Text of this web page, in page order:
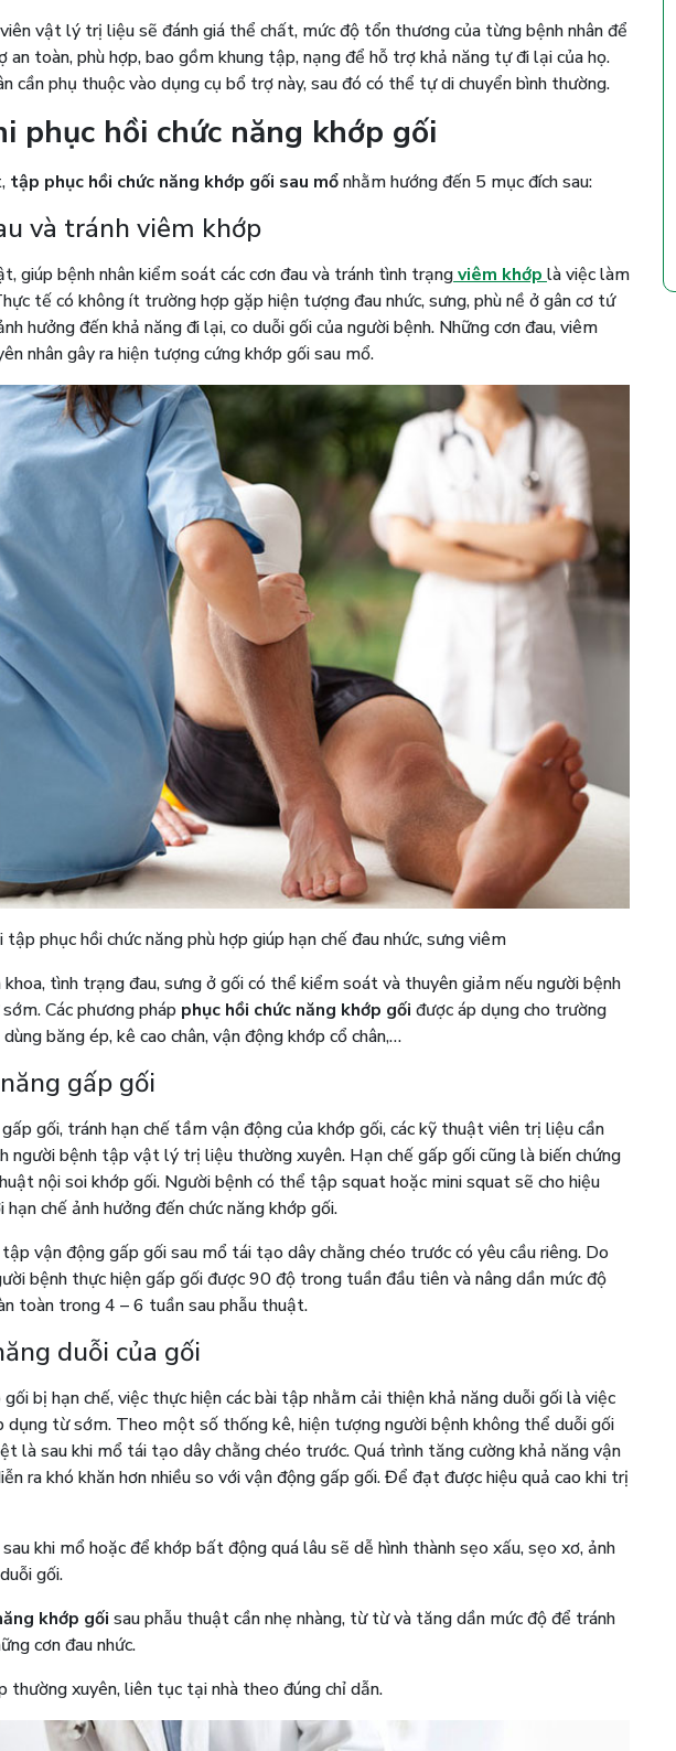
vật lý trị liệu sẽ đánh giá thể chất, mức độ tổn thương của từng bệnh nhân để
an toàn, phù hợp, bao gồm khung tập, nạng để hỗ trợ khả năng tự đi lại của họ.
cần phụ thuộc vào dụng cụ bổ trợ này, sau đó có thể tự di chuyển bình thường.
phục hồi chức năng khớp gối
tập phục hồi chức năng khớp gối sau mổnhằm hướng đến 5 mục đích sau:
và tránh viêm khớp
giúp bệnh nhân kiểm soát các cơn đau và tránh tình trạngviêm khớp là việc làm
tế có không ít trường hợp gặp hiện tượng đau nhức, sưng, phù nề ở gân cơ tứ
hưởng đến khả năng đi lại, co duỗi gối của người bệnh. Những cơn đau, viêm
nhân gây ra hiện tượng cứng khớp gối sau mổ.
tập phục hồi chức năng phù hợp giúp hạn chế đau nhức, sưng viêm
khoa, tình trạng đau, sưng ở gối có thể kiểm soát và thuyên giảm nếu người bệnh
Các phương pháp phục hồi chức năng khớp gối được áp dụng cho trường
băng ép, kê cao chân, vận động khớp cổ chân,…
gấp gối
gối, tránh hạn chế tầm vận động của khớp gối, các kỹ thuật viên trị liệu cần
người bệnh tập vật lý trị liệu thường xuyên. Hạn chế gấp gối cũng là biến chứng
nội soi khớp gối. Người bệnh có thể tập squat hoặc mini squat sẽ cho hiệu
chế ảnh hưởng đến chức năng khớp gối.
vận động gấp gối sau mổ tái tạo dây chằng chéo trước có yêu cầu riêng. Do
bệnh thực hiện gấp gối được 90 độ trong tuần đầu tiên và nâng dần mức độ
toàn trong 4 – 6 tuần sau phẫu thuật.
duỗi của gối
gối bị hạn chế, việc thực hiện các bài tập nhằm cải thiện khả năng duỗi gối là việc
dụng từ sớm. Theo một số thống kê, hiện tượng người bệnh không thể duỗi gối
là sau khi mổ tái tạo dây chằng chéo trước. Quá trình tăng cường khả năng vận
ra khó khăn hơn nhiều so với vận động gấp gối. Để đạt được hiệu quả cao khi trị
khi mổ hoặc để khớp bất động quá lâu sẽ dễ hình thành sẹo xấu, sẹo xơ, ảnh
gối.
khớp gối sau phẫu thuật cần nhẹ nhàng, từ từ và tăng dần mức độ để tránh
cơn đau nhức.
thường xuyên, liên tục tại nhà theo đúng chỉ dẫn.